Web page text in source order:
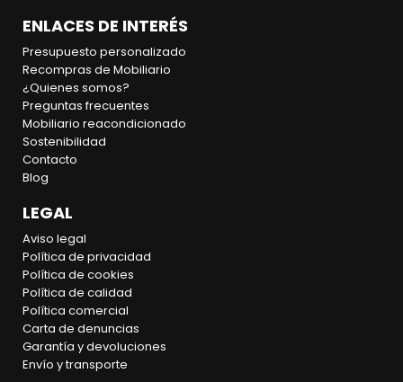
ENLACES DE INTERÉS
Presupuesto personalizado
Recompras de Mobiliario
¿Quienes somos?
Preguntas frecuentes
Mobiliario reacondicionado
Sostenibilidad
Contacto
Blog
LEGAL
Aviso legal
Política de privacidad
Política de cookies
Política de calidad
Política comercial
Carta de denuncias
Garantía y devoluciones
Envío y transporte